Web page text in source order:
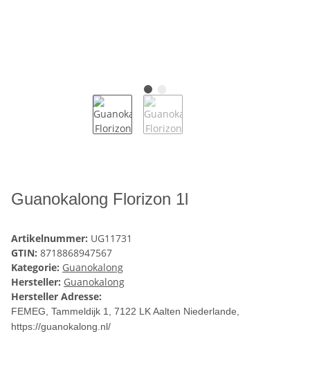
Guanokalong Florizon 1l
Artikelnummer: UG11731
GTIN: 8718868947567
Kategorie: Guanokalong
Hersteller: Guanokalong
Hersteller Adresse:
FEMEG, Tammeldijk 1, 7122 LK Aalten Niederlande,
https://guanokalong.nl/